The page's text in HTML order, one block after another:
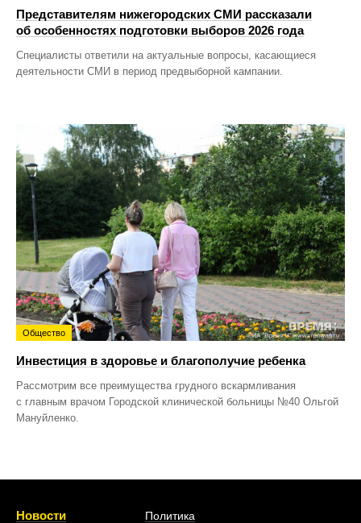
Представителям нижегородских СМИ рассказали
об особенностях подготовки выборов 2026 года
Специалисты ответили на актуальные вопросы, касающиеся
деятельности СМИ в период предвыборной кампании.
Общество
Инвестиция в здоровье и благополучие ребенка
Рассмотрим все преимущества грудного вскармливания
с главным врачом Городской клинической больницы №40 Ольгой
Мануйленко.
Новости
Политика